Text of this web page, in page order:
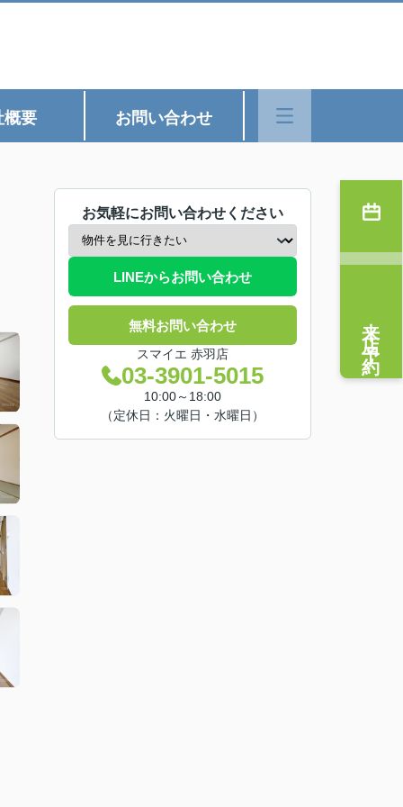
概要 お問い合わせ
お気軽にお問い合わせください
LINEからお問い合わせ
無料お問い合わせ
スマイエ 赤羽店
03-3901-5015
10:00～18:00
（定休日：火曜日・水曜日）
来店予約